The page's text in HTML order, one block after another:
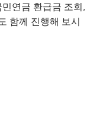
연금 환급금 조회,
함께 진행해 보시